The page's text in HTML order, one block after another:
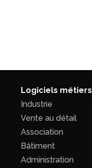
Logiciels métiers
Industrie
Vente au détail
Association
Bâtiment
Administration